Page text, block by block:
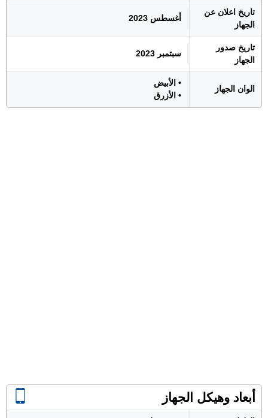
تاريخ اعلان عن
الجهاز
أغسطس 2023
تاريخ صدور
الجهاز
سبتمبر 2023
الوان الجهاز
• الأبيض
• الأزرق
أبعاد وهيكل الجهاز